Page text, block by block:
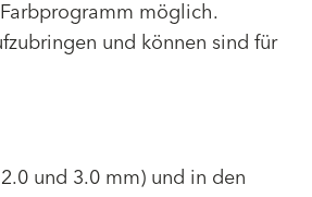
möglich.
und können sind für
und 3.0 mm) und in den